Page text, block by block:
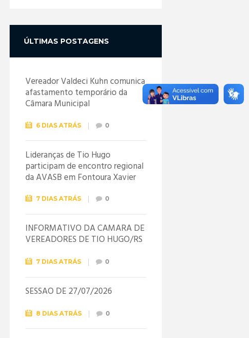
ÚLTIMAS POSTAGENS
Vereador Valdeci Kuhn comunica
afastamento temporário da
Câmara Municipal
6 DIAS ATRÁS 0
Lideranças de Tio Hugo
participam de encontro regional
da AVASB em Fontoura Xavier
7 DIAS ATRÁS 0
INFORMATIVO DA CÂMARA DE
VEREADORES DE TIO HUGO/RS
7 DIAS ATRÁS 0
SESSÃO DE 27/07/2026
8 DIAS ATRÁS 0